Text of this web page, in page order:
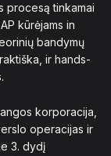
procesą tinkamai
kūrėjams in
bandymų
ir hands-
korporacija,
operacijas ir
3. dydį